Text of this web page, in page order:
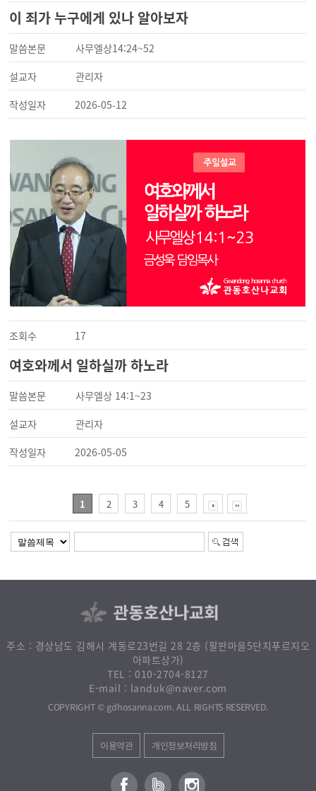
이 죄가 누구에게 있나 알아보자
말씀본문
사무엘상14:24~52
설교자
관리자
작성일자
2026-05-12
조회수 17
여호와께서 일하실까 하노라
말씀본문
사무엘상 14:1~23
설교자
관리자
작성일자
2026-05-05
1 2 3 4 5
주소 : 경상남도 김해시 계동로23번길 28 2층 (팔판마을5단지푸르지오
아파트상가)
TEL : 010-2704-8127
E-mail : landuk@naver.com
COPYRIGHT © gdhosanna.com. ALL RIGHTS RESERVED.
이용약관 개인정보처리방침